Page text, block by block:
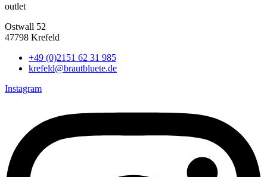
outlet
Ostwall 52
47798 Krefeld
+49 (0)2151 62 31 985
krefeld@brautbluete.de
Instagram